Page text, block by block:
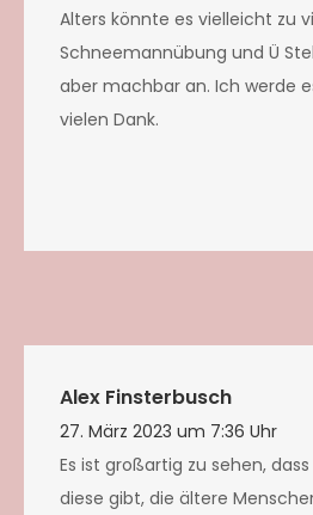
Alters könnte es vielleicht zu
Schneemannübung und Ü
aber machbar an. Ich werde
vielen Dank.
Alex Finsterbusch
27. März 2023 um 7:36 Uhr
Es ist großartig zu sehen,
diese gibt, die ältere